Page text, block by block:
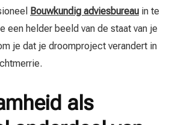
Bouwkundig adviesbureau in te
een helder beeld van de staat van je
je dat je droomproject verandert in
als